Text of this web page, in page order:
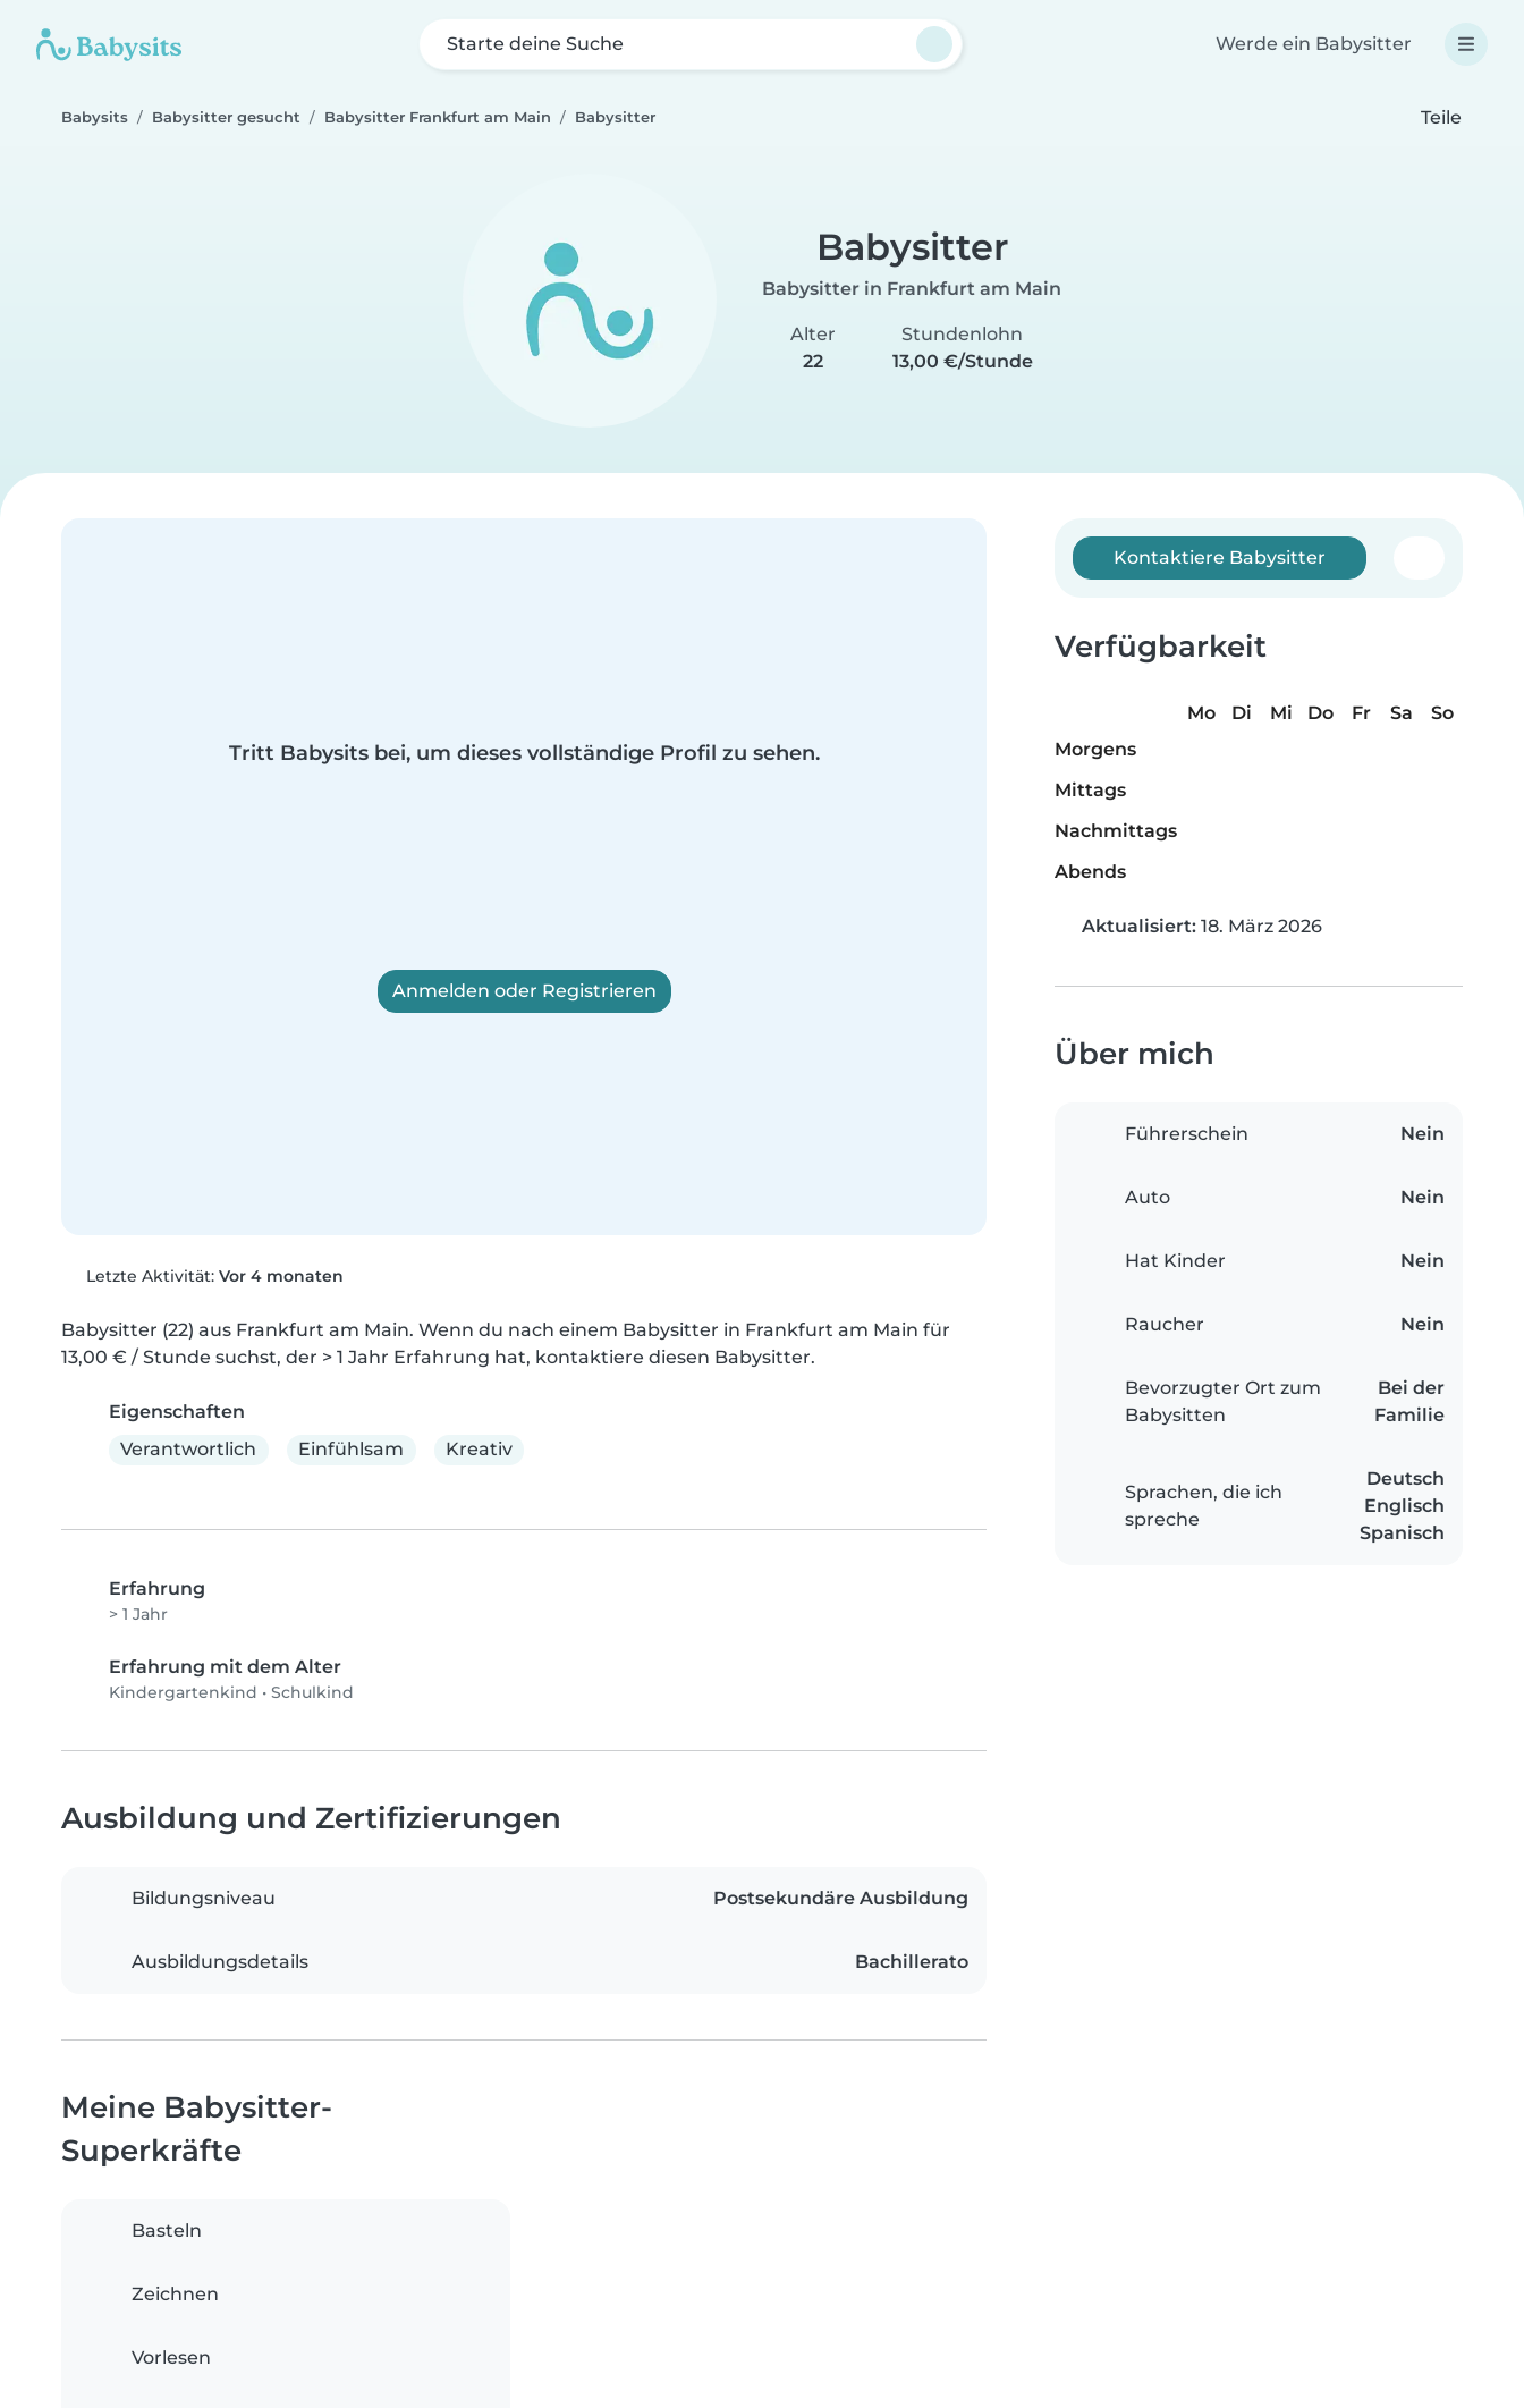
Starte deine Suche Werde ein Babysitter
Babysits Babysitter gesucht Babysitter Frankfurt am Main Babysitter Teile
Babysitter
Babysitter in Frankfurt am Main
Alter
22
Stundenlohn
13,00 €/Stunde
Tritt Babysits bei, um dieses vollständige Profil zu sehen.
Anmelden oder Registrieren
Letzte Aktivität: Vor 4 monaten
Babysitter (22) aus Frankfurt am Main. Wenn du nach einem Babysitter in Frankfurt am Main für
13,00 € / Stunde suchst, der > 1 Jahr Erfahrung hat, kontaktiere diesen Babysitter.
Eigenschaften
Verantwortlich
Einfühlsam Kreativ
Erfahrung
> 1 Jahr
Erfahrung mit dem Alter
Kindergartenkind • Schulkind
Kontaktiere Babysitter
Verfügbarkeit
Mo Di Mi Do Fr Sa
So
Morgens
Mittags
Nachmittags
Abends
Aktualisiert: 18. März 2026
Über mich
Führerschein Nein
Auto Nein
Hat Kinder Nein
Raucher Nein
Bevorzugter Ort zum
Babysitten
Bei der
Familie
Sprachen, die ich
spreche
Deutsch
Englisch
Spanisch
Ausbildung und Zertifizierungen
Bildungsniveau Postsekundäre Ausbildung
Ausbildungsdetails Bachillerato
Meine Babysitter-
Superkräfte
Basteln
Zeichnen
Vorlesen